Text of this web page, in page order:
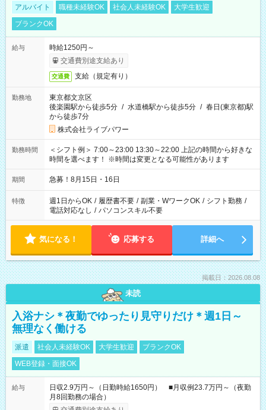
アルバイト 職種未経験OK 社会人未経験OK
大学生歓迎
ブランクOK
給与
時給1250円～
交通費別途支給あり
交通費 支給（規定有り）
勤務地
東京都文京区
後楽園駅から徒歩5分 / 水道橋駅から徒歩5分 / 春日(東京都)駅
から徒歩7分
株式会社ライブパワー
勤務時間
＜シフト例＞ 7:00～23:00 13:30～22:00 上記の時間から好きな
時間を選べます！ ※時間は変更となる可能性があります
期間 急募！8月15日・16日
特徴 週1日からOK / 履歴書不要 / 副業・WワークOK / シフト勤務 /
電話対応なし / パソコンスキル不要
気になる！ 応募する 詳細へ
掲載日：2026.08.08
未読
入浴ナシ＊夜勤でゆったり見守りだけ＊週1日～
無理なく働ける
派遣 社会人未経験OK 大学生歓迎
ブランクOK
WEB登録・面接OK
給与
日収2.9万円～（日勤時給1650円） ■月収例23.7万円～（夜勤
月8回勤務の場合）